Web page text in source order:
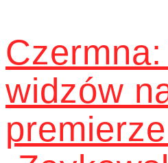
Czermna:
widzów